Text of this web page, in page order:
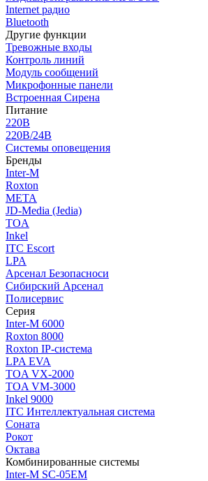
Internet радио
Bluetooth
Другие функции
Тревожные входы
Контроль линий
Модуль сообщений
Микрофонные панели
Встроенная Сирена
Питание
220В
220В/24В
Системы оповещения
Бренды
Inter-M
Roxton
МЕТА
JD-Media (Jedia)
TOA
Inkel
ITC Escort
LPA
Арсенал Безопасноси
Сибирский Арсенал
Полисервис
Серия
Inter-M 6000
Roxton 8000
Roxton IP-система
LPA EVA
TOA VX-2000
TOA VM-3000
Inkel 9000
ITC Интеллектуальная система
Соната
Рокот
Октава
Комбинированные системы
Inter-M SC-05EM